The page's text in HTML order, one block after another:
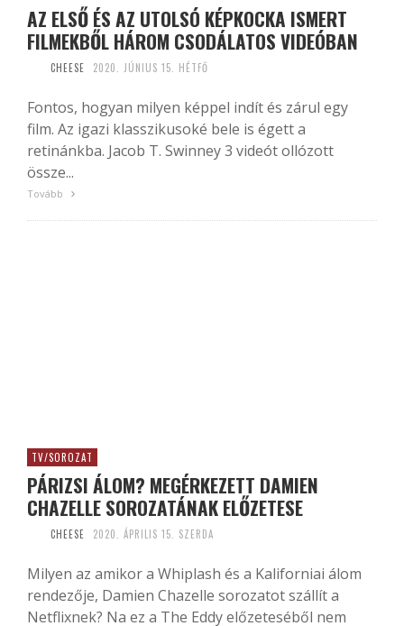
AZ ELSŐ ÉS AZ UTOLSÓ KÉPKOCKA ISMERT
FILMEKBŐL HÁROM CSODÁLATOS VIDEÓBAN
CHEESE 2020. JÚNIUS 15. HÉTFŐ
Fontos, hogyan milyen képpel indít és zárul egy
film. Az igazi klasszikusoké bele is égett a
retinánkba. Jacob T. Swinney 3 videót ollózott
össze...
Tovább
TV/SOROZAT
PÁRIZSI ÁLOM? MEGÉRKEZETT DAMIEN
CHAZELLE SOROZATÁNAK ELŐZETESE
CHEESE 2020. ÁPRILIS 15. SZERDA
Milyen az amikor a Whiplash és a Kaliforniai álom
rendezője, Damien Chazelle sorozatot szállít a
Netflixnek? Na ez a The Eddy előzeteséből nem